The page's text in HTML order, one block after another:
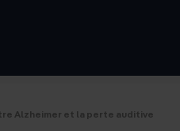
Alzheimer et la perte auditive